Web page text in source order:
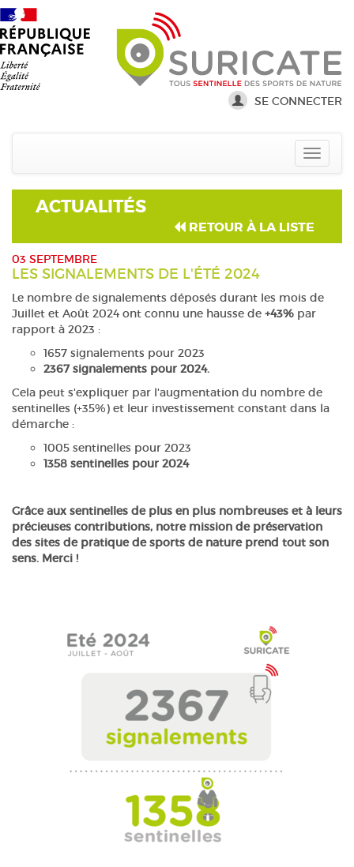
SE CONNECTER
ACTUALITÉS
RETOUR À LA LISTE
03 SEPTEMBRE
LES SIGNALEMENTS DE L'ÉTÉ 2024
Le nombre de signalements déposés durant les mois de
Juillet et Août 2024 ont connu une hausse de +43% par
rapport à 2023 :
1657 signalements pour 2023
2367 signalements pour 2024.
Cela peut s'expliquer par l'augmentation du nombre de
sentinelles (+35%) et leur investissement constant dans la
démarche :
1005 sentinelles pour 2023
1358 sentinelles pour 2024
Grâce aux sentinelles de plus en plus nombreuses et à leurs
précieuses contributions, notre mission de préservation
des sites de pratique de sports de nature prend tout son
sens. Merci !